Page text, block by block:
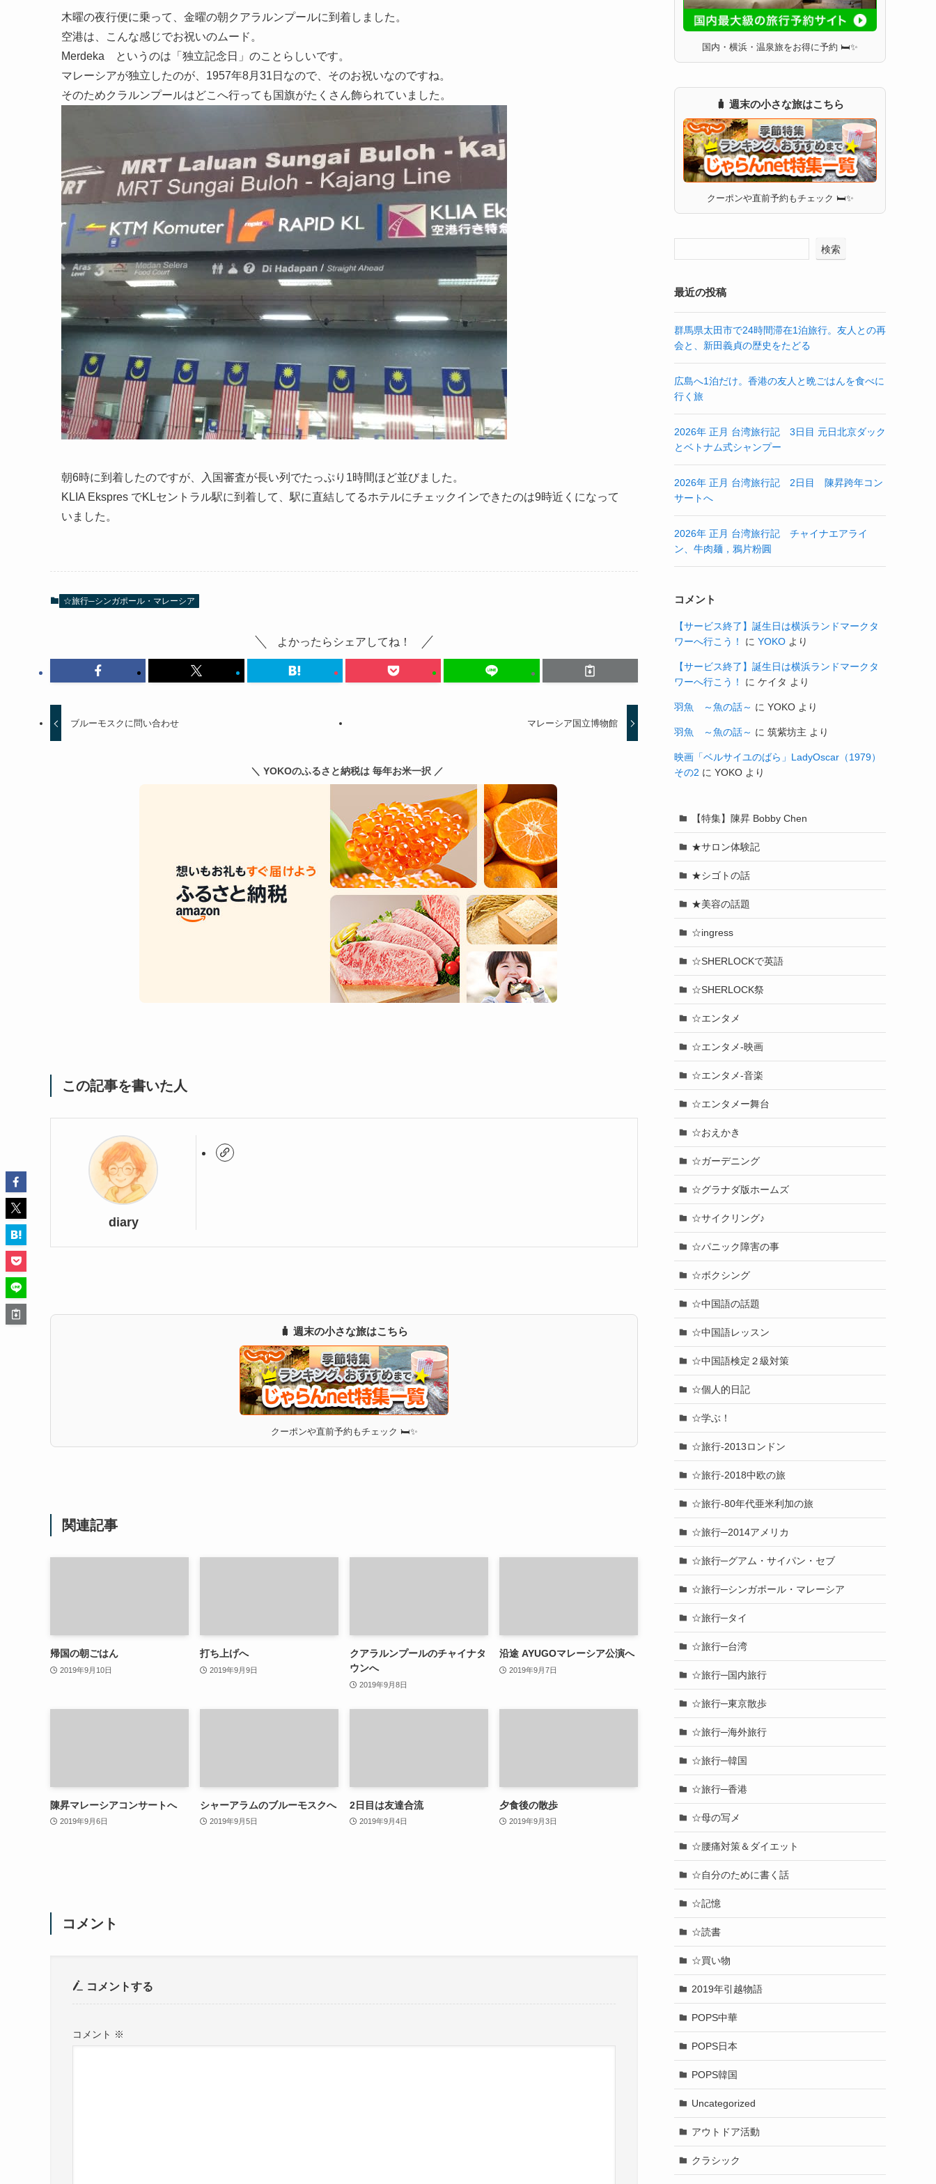
木曜の夜行便に乗って、金曜の朝クアラルンプールに到着しました。
空港は、こんな感じでお祝いのムード。
Merdeka というのは「独立記念日」のことらしいです。
マレーシアが独立したのが、1957年8月31日なので、そのお祝いなのですね。
そのためクラルンプールはどこへ行っても国旗がたくさん飾られていました。
朝6時に到着したのですが、入国審査が長い列でたっぷり1時間ほど並びました。
KLIA Ekspres でKLセントラル駅に到着して、駅に直結してるホテルにチェックインできたのは9時近くになって
いました。
☆旅行─シンガポール・マレーシア
よかったらシェアしてね！
ブルーモスクに問い合わせ マレーシア国立博物館
＼ YOKOのふるさと納税は 毎年お米一択 ／
この記事を書いた人
diary
🧳 週末の小さな旅はこちら
クーポンや直前予約もチェック 🛏✨
関連記事
帰国の朝ごはん
2019年9月10日
打ち上げへ
2019年9月9日
クアラルンプールのチャイナタ
ウンへ
2019年9月8日
沿途 AYUGOマレーシア公演へ
2019年9月7日
陳昇マレーシアコンサートへ
2019年9月6日
シャーアラムのブルーモスクへ
2019年9月5日
2日目は友達合流
2019年9月4日
夕食後の散歩
2019年9月3日
コメント
コメントする
コメント ※
国内・横浜・温泉旅をお得に予約 🛏✨
🧳 週末の小さな旅はこちら
クーポンや直前予約もチェック 🛏✨
検索
最近の投稿
群馬県太田市で24時間滞在1泊旅行。友人との再
会と、新田義貞の歴史をたどる
広島へ1泊だけ。香港の友人と晩ごはんを食べに
行く旅
2026年 正月 台湾旅行記 3日目 元日北京ダック
とベトナム式シャンプー
2026年 正月 台湾旅行記 2日目 陳昇跨年コン
サートへ
2026年 正月 台湾旅行記 チャイナエアライ
ン、牛肉麺，鴉片粉圓
コメント
【サービス終了】誕生日は横浜ランドマークタ
ワーへ行こう！
に YOKO より
【サービス終了】誕生日は横浜ランドマークタ
ワーへ行こう！
に ケイタ より
羽魚 ～魚の話～ に YOKO より
羽魚 ～魚の話～ に 筑紫坊主 より
映画「ベルサイユのばら」LadyOscar（1979）
その2 に YOKO より
【特集】陳昇 Bobby Chen
★サロン体験記
★シゴトの話
★美容の話題
☆ingress
☆SHERLOCKで英語
☆SHERLOCK祭
☆エンタメ
☆エンタメ-映画
☆エンタメ-音楽
☆エンタメー舞台
☆おえかき
☆ガーデニング
☆グラナダ版ホームズ
☆サイクリング♪
☆パニック障害の事
☆ボクシング
☆中国語の話題
☆中国語レッスン
☆中国語検定２級対策
☆個人的日記
☆学ぶ！
☆旅行-2013ロンドン
☆旅行-2018中欧の旅
☆旅行-80年代亜米利加の旅
☆旅行─2014アメリカ
☆旅行─グアム・サイパン・セブ
☆旅行─シンガポール・マレーシア
☆旅行─タイ
☆旅行─台湾
☆旅行─国内旅行
☆旅行─東京散歩
☆旅行─海外旅行
☆旅行─韓国
☆旅行─香港
☆母の写メ
☆腰痛対策＆ダイエット
☆自分のために書く話
☆記憶
☆読書
☆買い物
2019年引越物語
POPS中華
POPS日本
POPS韓国
Uncategorized
アウトドア活動
クラシック